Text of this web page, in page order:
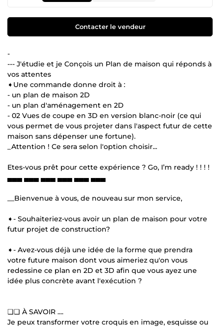
Contacter le vendeur
-
--- J'étudie et je Conçois un Plan de maison qui réponds à
vos attentes
➧Une commande donne droit à :
- un plan de maison 2D
- un plan d'aménagement en 2D
- 02 Vues de coupe en 3D en version blanc-noir (ce qui
vous permet de vous projeter dans l'aspect futur de cette
maison sans dépenser une fortune).
_Attention ! Ce sera selon l'option choisir...
Etes-vous prêt pour cette expérience ? Go, I’m ready ! ! ! !
▄▄▄ ▄▄▄ ▄▄▄ ▄▄▄ ▄▄▄ ▄▄▄
__Bienvenue à vous, de nouveau sur mon service,
➧- Souhaiteriez-vous avoir un plan de maison pour votre
futur projet de construction?
➧- Avez-vous déjà une idée de la forme que prendra
votre future maison dont vous aimeriez qu'on vous
redessine ce plan en 2D et 3D afin que vous ayez une
idée plus concrète avant l'exécution ?
❏❏ À SAVOIR ....
Je peux transformer votre croquis en image, esquisse ou